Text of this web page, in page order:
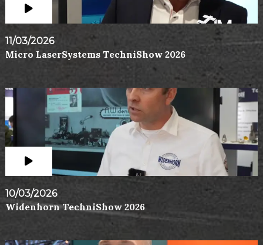
11/03/2026
Micro LaserSystems TechniShow 2026
10/03/2026
Widenhorn TechniShow 2026